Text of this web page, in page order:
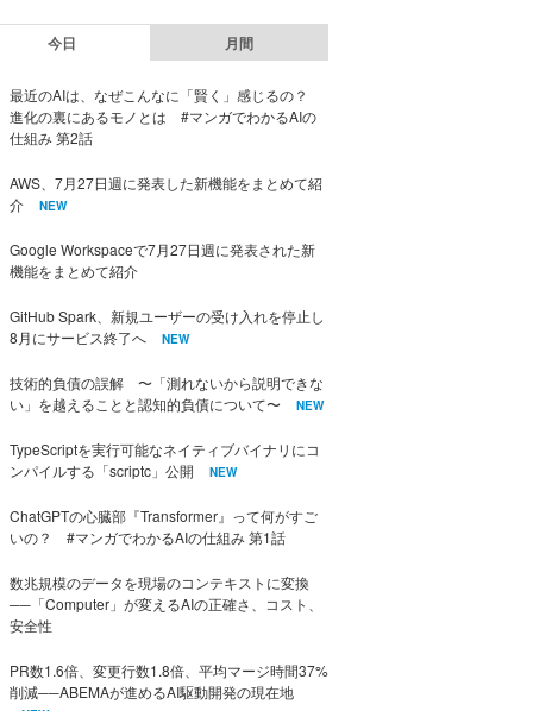
今日 月間
最近のAIは、なぜこんなに「賢く」感じるの？
進化の裏にあるモノとは #マンガでわかるAIの
仕組み 第2話
AWS、7月27日週に発表した新機能をまとめて紹
介
NEW
Google Workspaceで7月27日週に発表された新
機能をまとめて紹介
GitHub Spark、新規ユーザーの受け入れを停止し
8月にサービス終了へ
NEW
技術的負債の誤解 〜「測れないから説明できな
い」を越えることと認知的負債について〜
NEW
TypeScriptを実行可能なネイティブバイナリにコ
ンパイルする「scriptc」公開
NEW
ChatGPTの心臓部『Transformer』って何がすご
いの？ #マンガでわかるAIの仕組み 第1話
数兆規模のデータを現場のコンテキストに変換
──「Computer」が変えるAIの正確さ、コスト、
安全性
PR数1.6倍、変更行数1.8倍、平均マージ時間37%
削減──ABEMAが進めるAI駆動開発の現在地